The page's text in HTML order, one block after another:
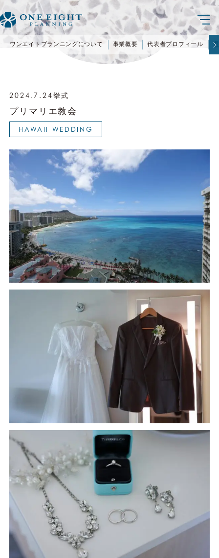
ワンエイトプランニングについて 事業概要 代表者プロフィール
2024.7.24挙式
プリマリエ教会
HAWAII WEDDING